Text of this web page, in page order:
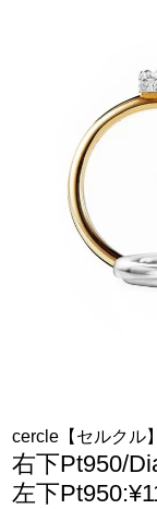
cercle【セルクル】
右下Pt950/
左下